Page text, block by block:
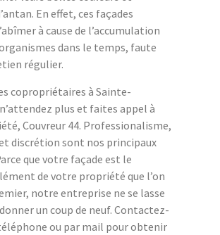
En effet, ces façades
à cause de l’accumulation
dans le temps, faute
régulier.
copropriétaires à Sainte-
plus et faites appel à
Couvreur 44. Professionalisme,
discrétion sont nos principaux
que votre façade est le
de votre propriété que l’on
notre entreprise ne se lasse
un coup de neuf. Contactez-
ou par mail pour obtenir